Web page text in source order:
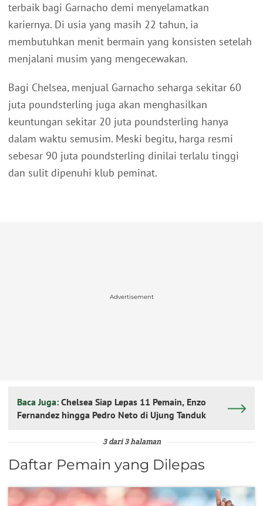
terbaik bagi Garnacho demi menyelamatkan
kariernya. Di usia yang masih 22 tahun, ia
membutuhkan menit bermain yang konsisten setelah
menjalani musim yang mengecewakan.
Bagi Chelsea, menjual Garnacho seharga sekitar 60
juta poundsterling juga akan menghasilkan
keuntungan sekitar 20 juta poundsterling hanya
dalam waktu semusim. Meski begitu, harga resmi
sebesar 90 juta poundsterling dinilai terlalu tinggi
dan sulit dipenuhi klub peminat.
Advertisement
Baca Juga: Chelsea Siap Lepas 11 Pemain, Enzo
Fernandez hingga Pedro Neto di Ujung Tanduk
3 dari 3 halaman
Daftar Pemain yang Dilepas